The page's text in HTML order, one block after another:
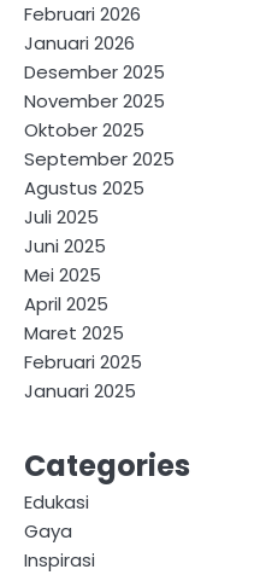
Februari 2026
Januari 2026
Desember 2025
November 2025
Oktober 2025
September 2025
Agustus 2025
Juli 2025
Juni 2025
Mei 2025
April 2025
Maret 2025
Februari 2025
Januari 2025
Categories
Edukasi
Gaya
Inspirasi